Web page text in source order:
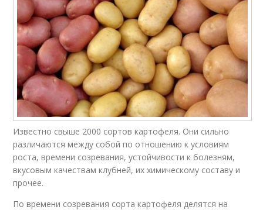
Известно свыше 2000 сортов картофеля. Они сильно
различаются между собой по отношению к условиям
роста, времени созревания, устойчивости к болезням,
вкусовым качествам клубней, их химическому составу и
прочее.
По времени созревания сорта картофеля делятся на